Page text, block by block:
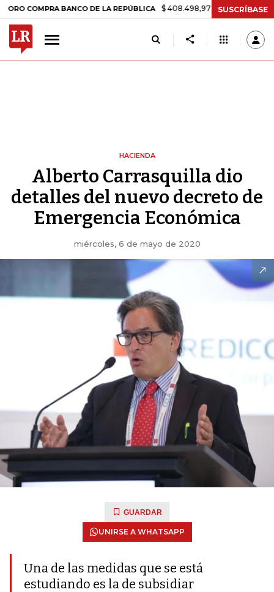
BANCO DE LA REPÚBLICA $ 408.498,97 +$ 8.753,81 +2,19%
SUSCRÍBASE
HACIENDA
Alberto Carrasquilla dio
detalles del nuevo decreto de
Emergencia Económica
miércoles, 6 de mayo de 2020
GUARDAR
UNIRSE A WHATSAPP
Una de las medidas que se está
estudiando es la de subsidiar